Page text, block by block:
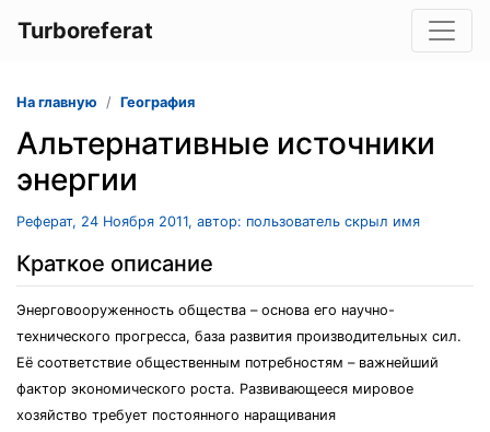
Turboreferat
На главную География
Альтернативные источники
энергии
Реферат, 24 Ноября 2011, автор: пользователь скрыл имя
Краткое описание
Энерговооруженность общества – основа его научно-
технического прогресса, база развития производительных сил.
Её соответствие общественным потребностям – важнейший
фактор экономического роста. Развивающееся мировое
хозяйство требует постоянного наращивания